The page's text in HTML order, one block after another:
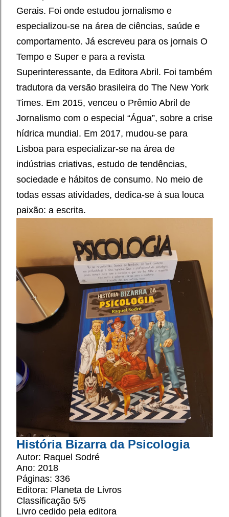
Gerais. Foi onde estudou jornalismo e
especializou-se na área de ciências, saúde e
comportamento. Já escreveu para os jornais O
Tempo e Super e para a revista
Superinteressante, da Editora Abril. Foi também
tradutora da versão brasileira do The New York
Times. Em 2015, venceu o Prêmio Abril de
Jornalismo com o especial “Água”, sobre a crise
hídrica mundial. Em 2017, mudou-se para
Lisboa para especializar-se na área de
indústrias criativas, estudo de tendências,
sociedade e hábitos de consumo. No meio de
todas essas atividades, dedica-se à sua louca
paixão: a escrita.
História Bizarra da Psicologia
Autor: Raquel Sodré
Ano: 2018
Páginas: 336
Editora: Planeta de Livros
Classificação 5/5
Livro cedido pela editora